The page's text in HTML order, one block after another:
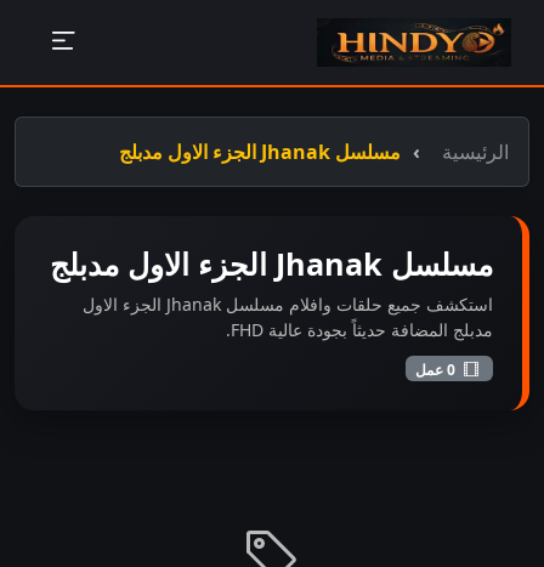
الرئيسية مسلسل Jhanak الجزء الاول مدبلج
مسلسل Jhanak الجزء الاول مدبلج
استكشف جميع حلقات وافلام مسلسل Jhanak الجزء الاول
مدبلج المضافة حديثاً بجودة عالية FHD.